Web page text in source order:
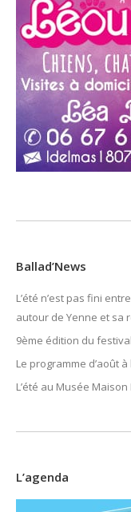
Ballad’News
L’été n’est pas fini
autour de Yenne et sa
9ème édition du
Le programme d’août
L’été au Musée
L’agenda